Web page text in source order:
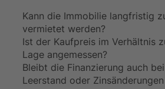
Kann die Immobilie langfristig
vermietet werden?
Ist der Kaufpreis im Verhältnis
Lage angemessen?
Bleibt die Finanzierung auch
Leerstand oder